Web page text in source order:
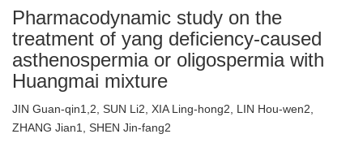
Pharmacodynamic study on the
treatment of yang deficiency-caused
asthenospermia or oligospermia with
Huangmai mixture
JIN Guan-qin1,2, SUN Li2, XIA Ling-hong2, LIN Hou-wen2,
ZHANG Jian1, SHEN Jin-fang2